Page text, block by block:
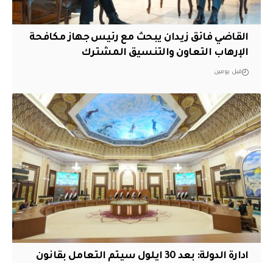
القاضي فائق زيدان يبحث مع رئيس جهاز مكافحة
الإرهاب التعاون والتنسيق المشترك
قبل يومين
ادارة الدولة: بعد 30 ايلول سيتم التعامل بقانون